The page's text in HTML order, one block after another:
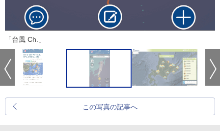
「台風 Ch.」
この写真の記事へ